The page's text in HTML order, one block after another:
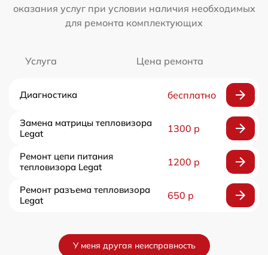
оказания услуг при условии наличия необходимых
для ремонта комплектующих
Услуга Цена ремонта
Диагностика бесплатно
Замена матрицы тепловизора
Legat
1300 р
Ремонт цепи питания
тепловизора Legat
1200 р
Ремонт разъема тепловизора
Legat
650 р
У меня другая неисправность